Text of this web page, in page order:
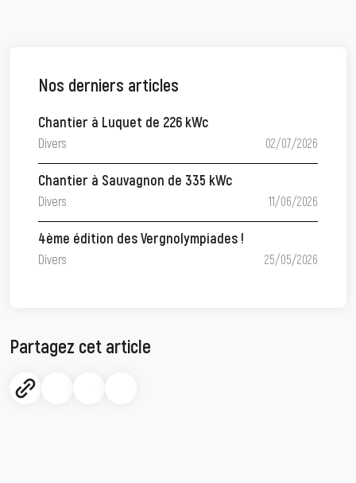
Nos derniers articles
Chantier à Luquet de 226 kWc
Divers 02/07/2026
Chantier à Sauvagnon de 335 kWc
Divers 11/06/2026
4ème édition des Vergnolympiades !
Divers 25/05/2026
Partagez cet article